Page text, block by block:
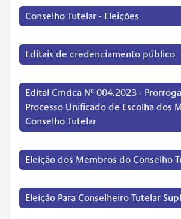
Conselho Tutelar - Eleições
Editais de credenciamento público
Edital Cmdca Nº 004.2023 -
Processo Unificado de Escolha dos
Conselho Tutelar
Eleição dos Membros do Conselho
Eleição Para Conselheiro Tutelar